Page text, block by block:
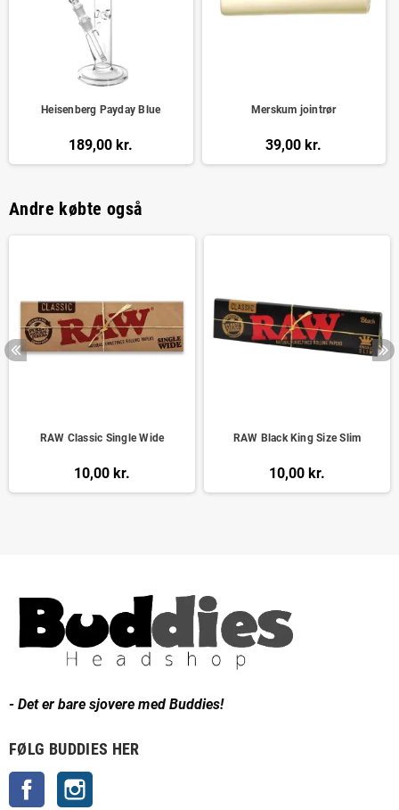
Heisenberg Payday Blue
189,00 kr.
Merskum jointrør
39,00 kr.
Andre købte også
RAW Classic Single Wide
10,00 kr.
RAW Black King Size Slim
10,00 kr.
- Det er bare sjovere med Buddies!
FØLG BUDDIES HER
Facebook